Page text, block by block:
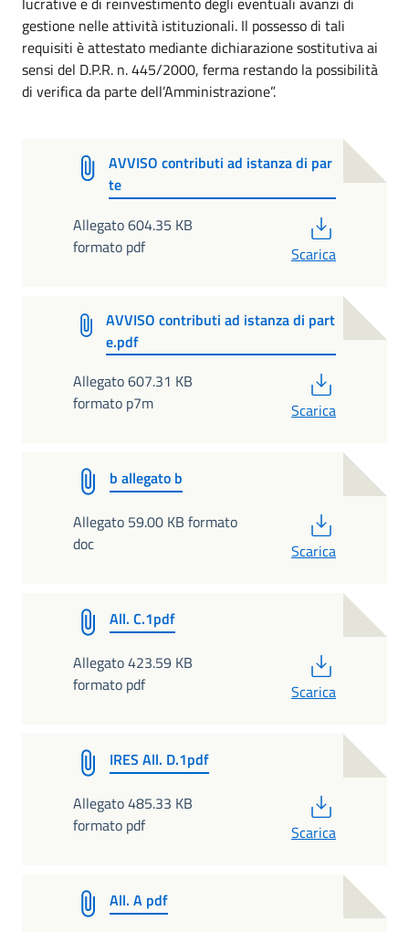
gestione nelle attività istituzionali. Il possesso di tali
requisiti è attestato mediante dichiarazione sostitutiva ai
sensi del D.P.R. n. 445/2000, ferma restando la possibilità
di verifica da parte dell’Amministrazione”.
AVVISO contributi ad istanza di par
te
Allegato 604.35 KB
formato pdf
Scarica
AVVISO contributi ad istanza di part
e.pdf
Allegato 607.31 KB
formato p7m
Scarica
b allegato b
Allegato 59.00 KB formato
doc
Scarica
All. C.1pdf
Allegato 423.59 KB
formato pdf
Scarica
IRES All. D.1pdf
Allegato 485.33 KB
formato pdf
Scarica
All. A pdf